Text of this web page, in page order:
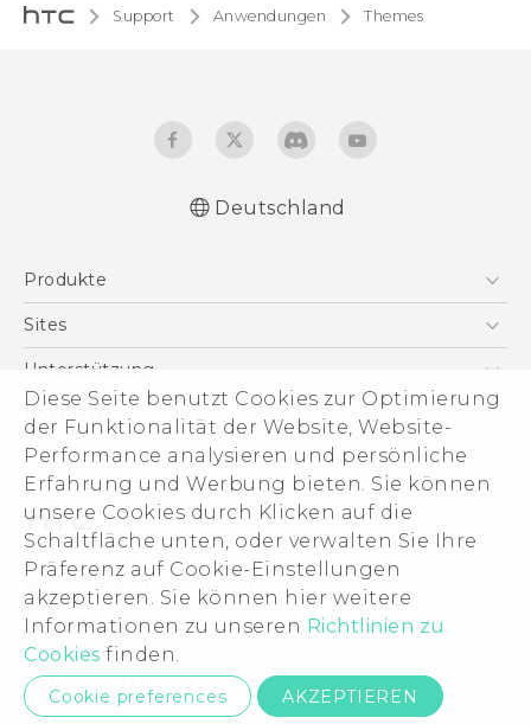
Diese Seite benutzt Cookies zur Optimierung
der Funktionalität der Website, Website-
Performance analysieren und persönliche
Erfahrung und Werbung bieten. Sie können
unsere Cookies durch Klicken auf die
Schaltfläche unten, oder verwalten Sie Ihre
Präferenz auf Cookie-Einstellungen
akzeptieren. Sie können hier weitere
Informationen zu unseren Richtlinien zu
Cookies finden.
Cookie preferences AKZEPTIEREN
Support Anwendungen Themes
Deutschland
Produkte
Smartphones
VIVE
Zubehör
Sites
HTC Dev
HTC Vive
Unterstützung
Unterstützung
eCommerce Support
Über HTC
ESG
Impressum
Investor
Cookie Preferences
Offene Stellen
Security and Privacy Whitepaper
© 2011-2026 HTC Corporation
Legal Terms
Datenschutzkontakt:Global-Privacy@htc.com